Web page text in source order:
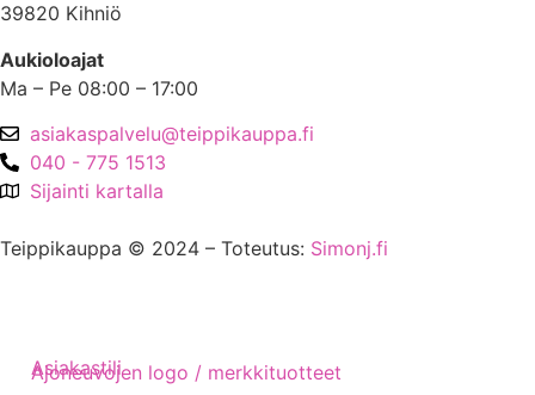
39820 Kihniö
Aukioloajat
Ma – Pe 08:00 – 17:00
asiakaspalvelu@teippikauppa.fi
040 - 775 1513
Sijainti kartalla
Teippikauppa © 2024 – Toteutus: Simonj.fi
Ajoneuvojen logo / merkkituotteet
Asiakastili